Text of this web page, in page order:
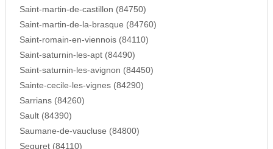
Saint-martin-de-castillon (84750)
Saint-martin-de-la-brasque (84760)
Saint-romain-en-viennois (84110)
Saint-saturnin-les-apt (84490)
Saint-saturnin-les-avignon (84450)
Sainte-cecile-les-vignes (84290)
Sarrians (84260)
Sault (84390)
Saumane-de-vaucluse (84800)
Seguret (84110)